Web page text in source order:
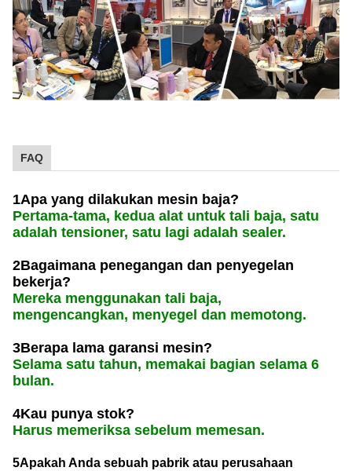
FAQ
1Apa yang dilakukan mesin baja?
Pertama-tama, kedua alat untuk tali baja, satu
adalah tensioner, satu lagi adalah sealer.
2Bagaimana penegangan dan penyegelan
bekerja?
Mereka menggunakan tali baja,
mengencangkan, menyegel dan memotong.
3Berapa lama garansi mesin?
Selama satu tahun, memakai bagian selama 6
bulan.
4Kau punya stok?
Harus memeriksa sebelum memesan.
5Apakah Anda sebuah pabrik atau perusahaan